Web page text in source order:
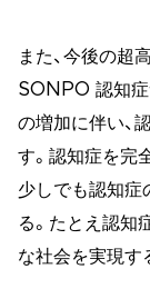
また、今後の超
SONPO 認知症
の増加に伴い、
す。認知症を完
少しでも認知症
る。たとえ認知
な社会を実現す